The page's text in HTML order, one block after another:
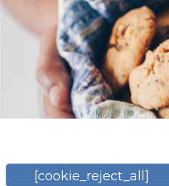
[cookie_reject_all]